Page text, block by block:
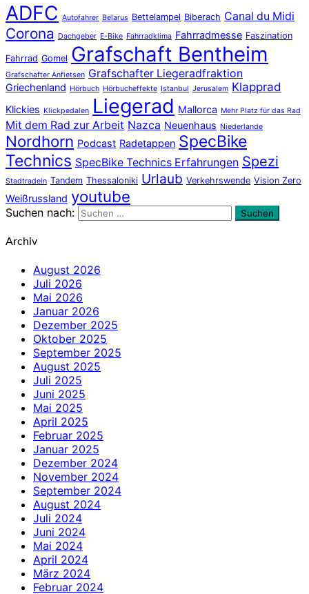
ADFC Autofahrer Belarus Bettelampel Biberach Canal du Midi
Corona Dachgeber E-Bike Fahrradklima Fahrradmesse Faszination
Fahrrad Gomel Grafschaft Bentheim
Grafschafter Anfietsen Grafschafter Liegeradfraktion
Griechenland Hörbuch Hörbucheffekte Istanbul Jerusalem Klapprad
Klickies Klickpedalen Liegerad Mallorca Mehr Platz für das Rad
Mit dem Rad zur Arbeit Nazca Neuenhaus Niederlande
Nordhorn Podcast Radetappen SpecBike
Technics SpecBike Technics Erfahrungen Spezi
Stadtradeln Tandem Thessaloniki Urlaub Verkehrswende Vision Zero
Weißrussland youtube
Suchen nach: Suchen
Archiv
August 2026
Juli 2026
Mai 2026
Januar 2026
Dezember 2025
Oktober 2025
September 2025
August 2025
Juli 2025
Juni 2025
Mai 2025
April 2025
Februar 2025
Januar 2025
Dezember 2024
November 2024
September 2024
August 2024
Juli 2024
Juni 2024
Mai 2024
April 2024
März 2024
Februar 2024